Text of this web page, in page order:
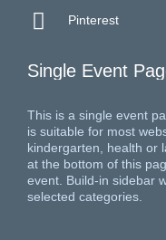
 Pinterest
Single Event
This is a single event
is suitable for most
kindergarten, health or
at the bottom of this
event. Build-in sidebar
selected categories.